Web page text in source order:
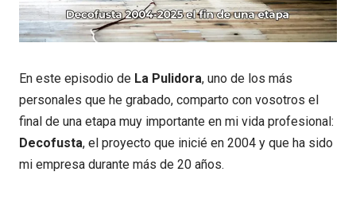
En este episodio de La Pulidora, uno de los más
personales que he grabado, comparto con vosotros el
final de una etapa muy importante en mi vida profesional:
Decofusta, el proyecto que inicié en 2004 y que ha sido
mi empresa durante más de 20 años.